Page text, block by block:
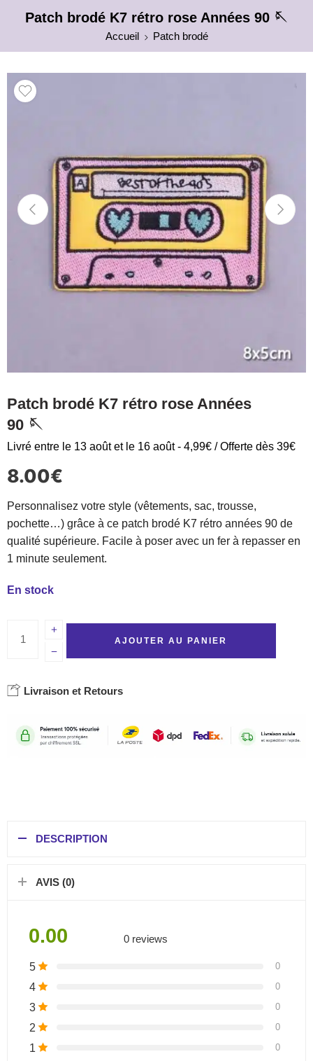
Patch brodé K7 rétro rose Années 90 🪡
Accueil Patch brodé
Patch brodé K7 rétro rose Années
90 🪡
Livré entre le 13 août et le 16 août - 4,99€ / Offerte dès 39€
8.00€
Personnalisez votre style (vêtements, sac, trousse,
pochette…) grâce à ce patch brodé K7 rétro années 90 de
qualité supérieure. Facile à poser avec un fer à repasser en
1 minute seulement.
En stock
AJOUTER AU PANIER
Livraison et Retours
DESCRIPTION
AVIS (0)
0.00 0 reviews
5 0
4 0
3 0
2 0
1 0